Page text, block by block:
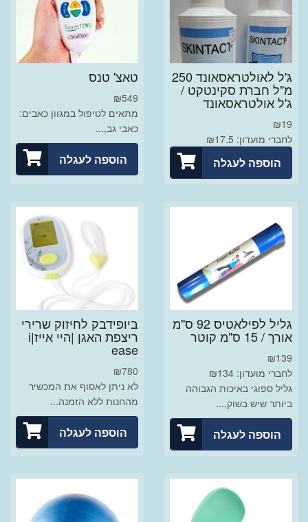
ג'ל לאולטראסאונד 250
מ"ל חברת סקינטקט /
ג'ל אולטראסאונד
₪19
לחברי מועדון: ₪17.5
הוספה לעגלה
טאצ' טנס
₪549
מתאים לטיפול במגוון כאבים:
כאבי גב,...
הוספה לעגלה
גליל לפילאטיס 92 ס"מ
אורך / 15 ס"מ קוטר
₪139
לחברי מועדון: ₪134
גליל ספוגי באיכות הגבוהה
ביותר שיש בשוק,...
הוספה לעגלה
ביופידבק לחיזוק שרירי
ריצפת האגן |היי אייז|i
ease
₪780
לא ניתן לאסוף את המכשיר
מהחנות ללא הזמנה...
הוספה לעגלה